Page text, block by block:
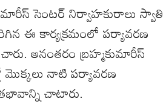
సెంటర్ నిర్వాహకురాలు స్వాతి
ఈ కార్యక్రమంలో పర్యావరణ
అనంతరం బ్రహ్మకుమారీస్
మొక్కలు నాటి పర్యావరణ
చాటారు.